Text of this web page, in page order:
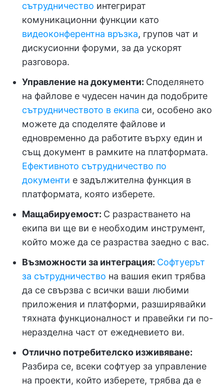
сътрудничество интегрират
комуникационни функции като
видеоконферентна връзка, групов чат и
дискусионни форуми, за да ускорят
разговора.
Управление на документи: Споделянето
на файлове е чудесен начин да подобрите
сътрудничеството в екипа си, особено ако
можете да споделяте файлове и
едновременно да работите върху един и
същ документ в рамките на платформата.
Ефективното сътрудничество по
документи е задължителна функция в
платформата, която изберете.
Мащабируемост: С разрастването на
екипа ви ще ви е необходим инструмент,
който може да се разраства заедно с вас.
Възможности за интеграция: Софтуерът
за сътрудничество на вашия екип трябва
да се свързва с всички ваши любими
приложения и платформи, разширявайки
тяхната функционалност и правейки ги по-
неразделна част от ежедневието ви.
Отлично потребителско изживяване:
Разбира се, всеки софтуер за управление
на проекти, който изберете, трябва да е